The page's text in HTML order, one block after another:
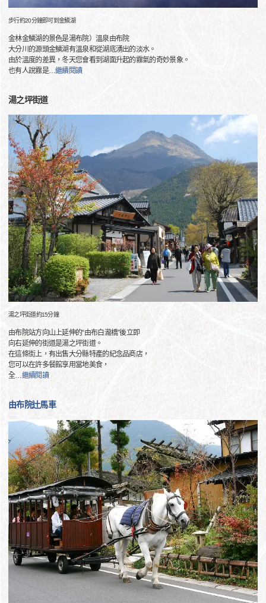
步行約20分鐘即可到金鱗湖
金林金鱗湖的景色是湯布院）溫泉由布院
大分川的源頭金鱗湖有溫泉和從湖底湧出的淡水。
由於溫度的差異，冬天您會看到湖面升起的霧氣的奇妙景象。
也有人說霧是…繼續閱讀
湯之坪街道
湯之坪街道約15分鐘
由布院站方向山上延伸的“由布白瀧橋”後立即
向右延伸的街道是湯之坪街道。
在這條街上，有出售大分縣特產的紀念品商店，
您可以在許多餐館享用當地美食，
全…繼續閱讀
由布院辻馬車